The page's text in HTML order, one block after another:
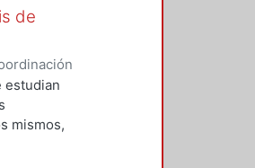
de
estudian
mismos,